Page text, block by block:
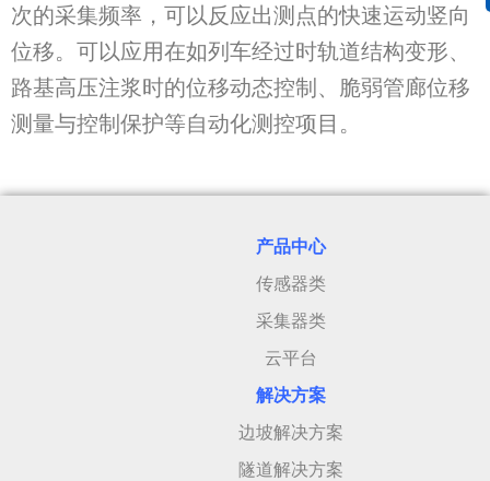
次的采集频率，可以反应出测点的快速运动竖向
位移。可以应用在如列车经过时轨道结构变形、
路基高压注浆时的位移动态控制、脆弱管廊位移
测量与控制保护等自动化测控项目。
产品中心
传感器类
采集器类
云平台
解决方案
边坡解决方案
隧道解决方案